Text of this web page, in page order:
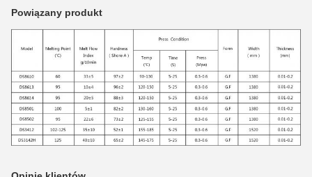
Powiązany produkt